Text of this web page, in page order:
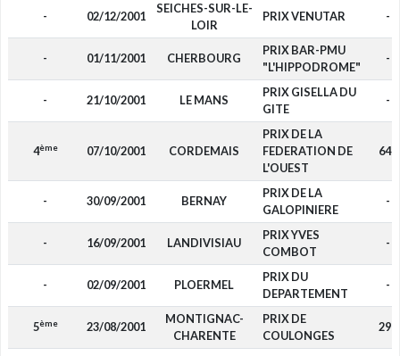
- 02/12/2001
SEICHES-SUR-LE-
LOIR
PRIX VENUTAR -
- 01/11/2001 CHERBOURG
PRIX BAR-PMU
"L'HIPPODROME"
-
- 21/10/2001 LE MANS
PRIX GISELLA DU
GITE
-
4ème 07/10/2001 CORDEMAIS
PRIX DE LA
FEDERATION DE
L'OUEST
640
- 30/09/2001 BERNAY
PRIX DE LA
GALOPINIERE
-
- 16/09/2001 LANDIVISIAU
PRIX YVES
COMBOT
-
- 02/09/2001 PLOERMEL
PRIX DU
DEPARTEMENT
-
5ème 23/08/2001
MONTIGNAC-
CHARENTE
PRIX DE
COULONGES
297